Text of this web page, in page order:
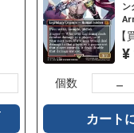
ン
【
¥
個数 －
カート